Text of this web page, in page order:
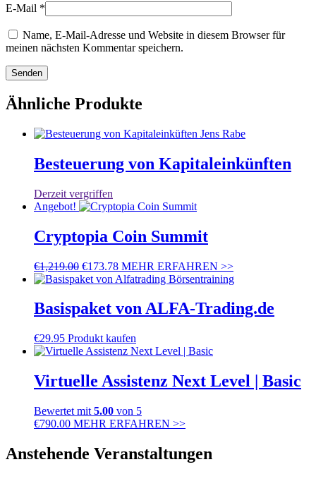
E-Mail *
Name, E-Mail-Adresse und Website in diesem Browser für
meinen nächsten Kommentar speichern.
Ähnliche Produkte
Besteuerung von Kapitaleinkünften
Derzeit vergriffen
Angebot!
Cryptopia Coin Summit
€1,219.00 €173.78 MEHR ERFAHREN >>
Basispaket von ALFA-Trading.de
€29.95 Produkt kaufen
Virtuelle Assistenz Next Level | Basic
Bewertet mit 5.00 von 5
€790.00 MEHR ERFAHREN >>
Anstehende Veranstaltungen